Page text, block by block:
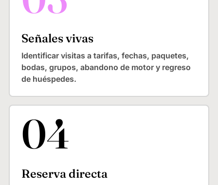
Señales vivas
Identificar visitas a tarifas, fechas, paquetes,
bodas, grupos, abandono de motor y regreso
de huéspedes.
Reserva directa